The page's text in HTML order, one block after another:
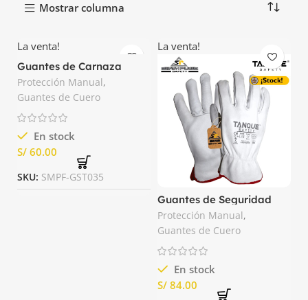
Mostrar columna
La venta!
Guantes de Carnaza
Tanque
Protección Manual,
Guantes de Cuero
En stock
S/
SKU: SMPF-GST035
La venta!
Guantes de Seguridad
Badana Tanque
Protección Manual,
Guantes de Cuero
En stock
S/